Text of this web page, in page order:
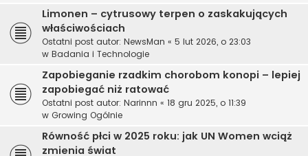
Limonen – cytrusowy terpen o zaskakujących
właściwościach
Ostatni post autor: NewsMan « 5 lut 2026, o 23:03
w Badania i Technologie
Zapobieganie rzadkim chorobom konopi – lepiej
zapobiegać niż ratować
Ostatni post autor: Narinnn « 18 gru 2025, o 11:39
w Growing Ogólnie
Równość płci w 2025 roku: jak UN Women wciąż
zmienia świat